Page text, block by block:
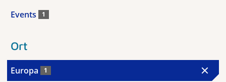
Events 1
Ort
Europa 1